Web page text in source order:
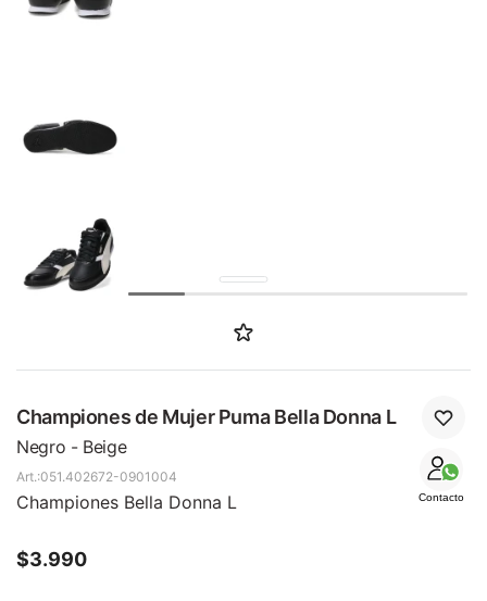
Championes de Mujer Puma Bella Donna L
Negro - Beige
Contacto
051.402672-0901004
Championes Bella Donna L
$3.990